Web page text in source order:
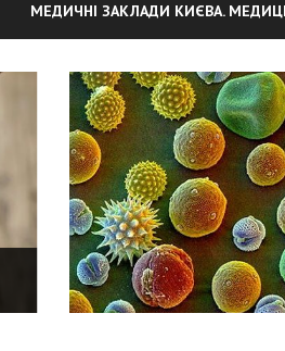
МЕДИЧНІ ЗАКЛАДИ КИЄВА.